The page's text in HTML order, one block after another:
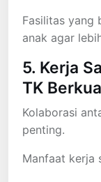
Fasilitas yang
anak agar
5. Kerja
TK
Kolaborasi
penting.
Manfaat kerja